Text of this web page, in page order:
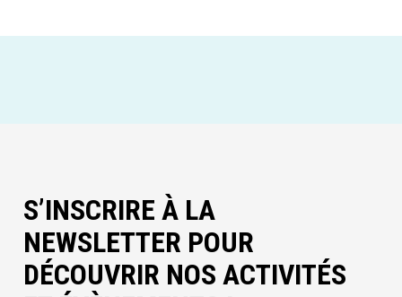
S’INSCRIRE À LA
NEWSLETTER POUR
DÉCOUVRIR NOS ACTIVITÉS